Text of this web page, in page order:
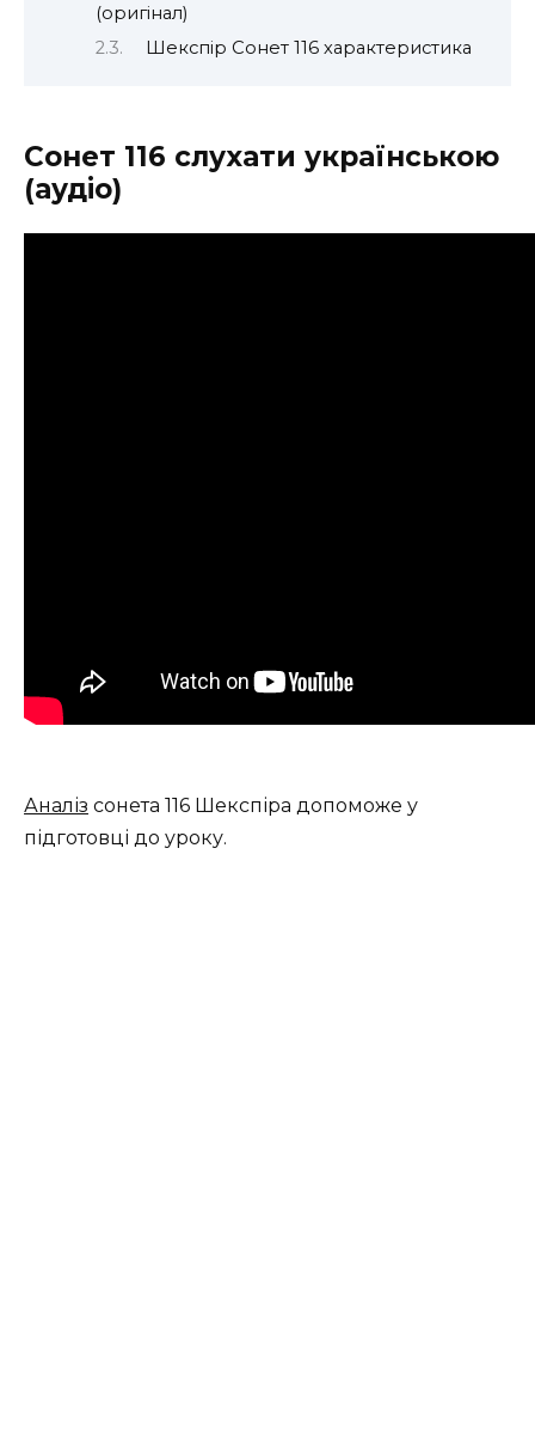
(оригінал)
Шекспір Сонет 116 характеристика
Сонет 116 слухати українською
(аудіо)
Аналіз сонета 116 Шекспіра допоможе у
підготовці до уроку.